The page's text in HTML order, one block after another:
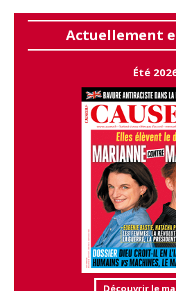
Actuellement
Été
Découvrir le